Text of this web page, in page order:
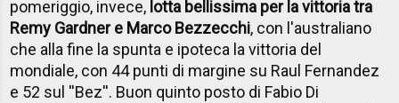
pomeriggio, invece, lotta bellissima per la vittoria tra
Remy Gardner e Marco Bezzecchi, con l'australiano
che alla fine la spunta e ipoteca la vittoria del
mondiale, con 44 punti di margine su Raul Fernandez
e 52 sul ''Bez''. Buon quinto posto di Fabio Di